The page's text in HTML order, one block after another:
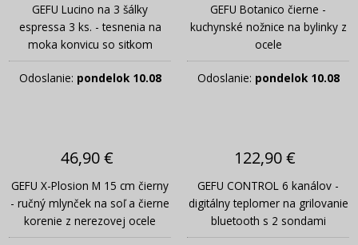
GEFU Lucino na 3 šálky
espressa 3 ks. - tesnenia na
moka konvicu so sitkom
Odoslanie: pondelok 10.08
GEFU Botanico čierne -
kuchynské nožnice na bylinky z
ocele
Odoslanie: pondelok 10.08
46,90 €
GEFU X-Plosion M 15 cm čierny
- ručný mlynček na soľ a čierne
korenie z nerezovej ocele
122,90 €
GEFU CONTROL 6 kanálov -
digitálny teplomer na grilovanie
bluetooth s 2 sondami